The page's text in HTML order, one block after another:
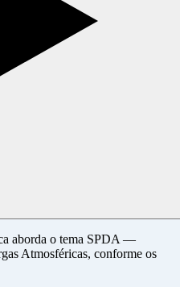
aborda o tema SPDA —
Atmosféricas, conforme os